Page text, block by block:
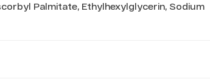
Palmitate, Ethylhexylglycerin, Sodium